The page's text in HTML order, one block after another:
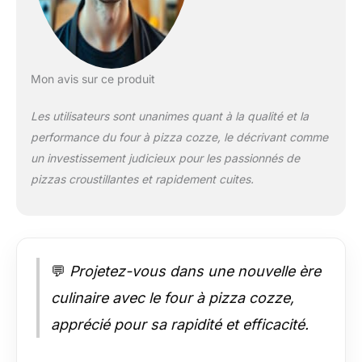
brûleur en acier
inoxydable de 8,0 kW
l'emploi avec
- Avec régulateur de
50 mbar et tuyau de
gaz - Spécialement
amateurs de plein air
: acier inoxydable de
haute qualité
revêtu de poudre,
Mon avis sur ce produit
Les utilisateurs sont unanimes quant à la qualité et la
performance du four à pizza cozze, le décrivant comme
un investissement judicieux pour les passionnés de
pizzas croustillantes et rapidement cuites.
💬 Projetez-vous dans une nouvelle ère
culinaire avec le four à pizza cozze,
apprécié pour sa rapidité et efficacité.